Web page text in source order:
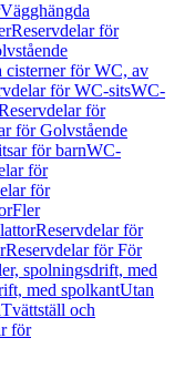
Vägghängda
Reservdelar för
cisterner för WC, av
för WC-sitsWC-
för
för Golvstående
för barnWC-
för
för
Fler
Reservdelar för
Reservdelar för För
spolningsdrift, med
med spolkantUtan
Tvättställ och
för